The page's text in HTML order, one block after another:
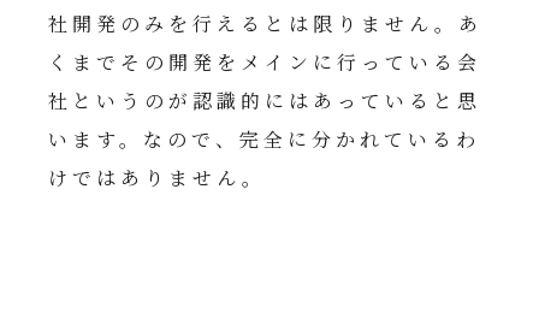
社開発のみを行えるとは限りません。あ
くまでその開発をメインに行っている会
社というのが認識的にはあっていると思
います。なので、完全に分かれているわ
けではありません。